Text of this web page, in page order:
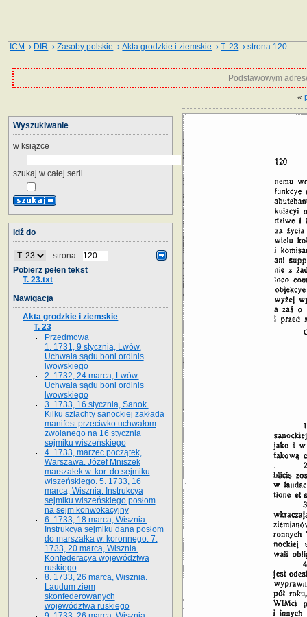
ICM › DIR ›Zasoby polskie ›Akta grodzkie i ziemskie ›T. 23 › strona 120
Podstawowym
«
Wyszukiwanie
w książce
szukaj w całej serii
Idź do
strona:
Pobierz pełen tekst
T. 23.txt
Nawigacja
Akta grodzkie i ziemskie
T. 23
Przedmowa
1. 1731, 9 stycznia, Lwów.
Uchwała sądu boni ordinis
lwowskiego
2. 1732, 24 marca, Lwów.
Uchwała sądu boni ordinis
lwowskiego
3. 1733, 16 stycznia, Sanok.
Kilku szlachty sanockiej zakłada
manifest przeciwko uchwałom
zwołanego na 16 stycz­nia
sejmiku wiszeńskiego
4. 1733, marzec początek,
Warszawa. Józef Mniszek
marszałek w. kor. do sejmiku
wiszeńskiego. 5. 1733, 16
marca, Wisznia. Instrukcya
sejmiku wiszeńskiego posłom
na sejm konwokacyjny
6. 1733, 18 marca, Wisznia.
Instrukcya sejmiku dana posłom
do marszałka w. koronnego. 7.
1733, 20 marca, Wisznia.
Konfederacya województwa
ruskiego
8. 1733, 26 marca, Wisznia.
Laudum ziem
skonfederowanych
województwa ruskiego